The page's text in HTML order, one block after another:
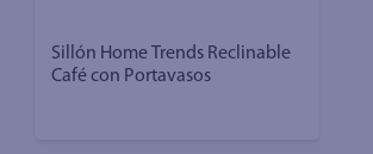
Sillón Home Trends Reclinable
Café con Portavasos